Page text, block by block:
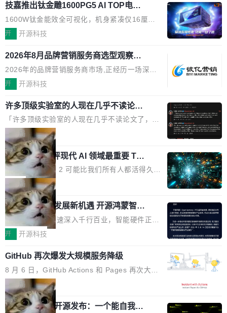
问得好。 因为我自己也是从用户变成开发者的。
现有产品的天花板 我用过不少 AI 浏览器插件。
刚开始觉得都挺好——选中一段文字，弹出解
要。但用久了你会发现，它们本质上都是同一类
东西：一个带网页上下文的聊天框。 它们能读取
页面的文本，然后把文本丢给大模型，再返回一
段回答。仅此而已。 这当然有用，但总觉得差点
意思。比如我在一个后台管理系统里，需要填50
个表单字段，每个字段还有联动逻辑；比如我
想...
技嘉推出钛金雕1600PG5 AI TOP电
源：为发烧级主机与本地AI算力打造旗
舰供电方案
1600W钛金能效全可视化，机身紧凑仅16厘米
继2026台北电脑展首度亮相后，技嘉科技近日正
电源专为发烧级DIY主机与本地AI算力平台打
造，整机长度仅16厘米，提供1600W额定功率
与80PLUS钛金能效；支持ATX 3.1与PCIe 5.1
规范，结合服务器级元件、完善供电线材与内置
实时LCD监控屏，可充分满足当下高阶PC主机
的严苛使用需求。 澎湃功率，紧凑机身 钛金雕1
600PG5 AI TOP具备强悍输出功率，同时实现
机身尺寸大幅精简。整机长度仅16厘米，属于同
功率段机身尺寸十分紧凑的1600W电源产品。小
巧机身有效提升市面主流标准A...
开 开源科技
2026年8月品牌营销服务商选型观察：
从流量思维到品牌资产思维的范式转移
2026年的品牌营销服务商市场,正经历一场深刻
的价值重构。全球全案品牌代理机构市场从2025
复合增长率达5.44%,预计2032年将突破120亿美
元。数字广告与公共关系相关服务市场更是从20
25年的8463亿美元扩张至2026年的8763亿美
元。数字的背后是一个清晰的事实——品牌对专
业化营销服务的需求从未如此迫切。 但市场扩容
的同时,服务商的竞争逻辑正在改变。2026年Top
Agency年度合辑的观察指出,“产品”这个离消费
者最近的载体,在整个品牌营销层面的权重显著变
高了。全域营销服务商的竞争正在从规模转向深
度,案例厚度、全域覆盖、多线协同...
开 开源科技
许多顶级实验室的人现在几乎不读论文
了
「许多顶级实验室的人现在几乎不读论文了，而
且他们认为 ICLR/ICML/NeurIPS 充斥着大量过
度宣传和欺诈。」 OpenAI 研究员 Keller Jorda
n 这条推文引发了广泛讨论。他不是在说风凉
话，他是说出了一个圈内人尽皆知但很少公开捅
破的事实。 Jordan 随后补充了一句软化声明：
「我不认为这些会议上大部分论文都在过度宣传
或造假。问题是，作为读者，如果你筛选出那些
看起来最令人兴奋的论文，那它们大部分都是过
度宣传的。」 这才是真正的痛点。不是所有论文
都有问题，是最吸引眼球的那批论文最有问题。
他引用的帖子来自 Mathew Shen，一位 ICLR 2
026 的读者：「看了篇 ...
局
xAI 前工程师评现代 AI 领域最重要 Top
3 开源项目
Flash Attention 2 可能比我们所有人都活得久。
这句话不是来自某个技术博客，而是出自 Hieu
Pham 的一条推文。Hieu Pham 是谁？他是 xAI
的早期工程师之一，在 Grok 训练基础设施团队
工作过。近日他在 X 上发了一条帖子，列出了他
认为现代 AI 领域最重要的三个开源项目。 第一
理由很具体。FA 系列不需要解释，但 FA2 是他
认为最重要的一个——复杂度恰到好处，刚好能
驱动你去学 CuTe，但还没被那些"邪恶的" Hopp
er++ 优化所淹没，足够容易修改和适配。 更关
键的是 FA2 的持久性...
局
共商智能硬件发展新机遇 开源鸿蒙智能
硬件开发者日杭州站即将举行
随着万物智联加速深入千行百业，智能硬件正从
单点设备迈向智能化、网联化、协同化发展。作
鸿蒙通过统一技术底座和分布式能力，为不同类
型智能设备的开发、连接与互联提供关键支撑，
也为产业链企业探索产品创新与商业增长打开新
的空间。 8月14日，开源鸿蒙智能硬件开发者日
（OHDD：OpenHarmony Hardware Develope
开 开源科技
GitHub 再次爆发大规模服务降级
8 月 6 日，GitHub Actions 和 Pages 再次大规
模服务降级，Actions 完全不可用超过 5 小时，
webhook 停发，连自托管 runner 也因调度层故
障无法工作。Pages、Copilot code review、C
局
Prime Agent 开源发布：一个能自我改